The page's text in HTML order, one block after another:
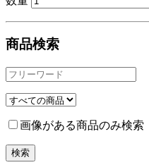
商品検索
画像がある商品のみ検索